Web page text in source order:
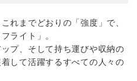
れまでどおりの「強度」で、
ライト」。
プ、そして持ち運びや収納の
して活躍するすべての人々の